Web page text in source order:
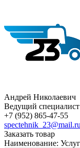
Андрей Николаевич
Ведущий специалист
+7 (952) 865-47-55
spectehnik_23@mail.ru
Заказать товар
Наименование: